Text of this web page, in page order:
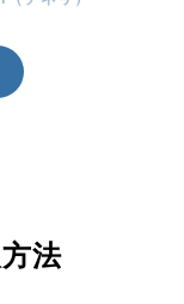
法